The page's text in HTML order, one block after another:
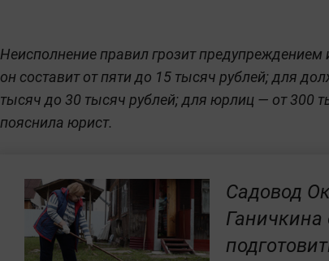
Неисполнение правил грозит
он составит от пяти до 15 тысяч рублей; для
тысяч до 30 тысяч рублей; для юрлиц — от 300
пояснила юрист.
Садовод
Ганичкина